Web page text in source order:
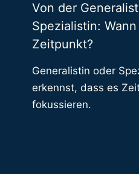
Von der
Spezialistin:
Zeitpunkt?
Generalistin oder
erkennst, dass es
fokussieren.